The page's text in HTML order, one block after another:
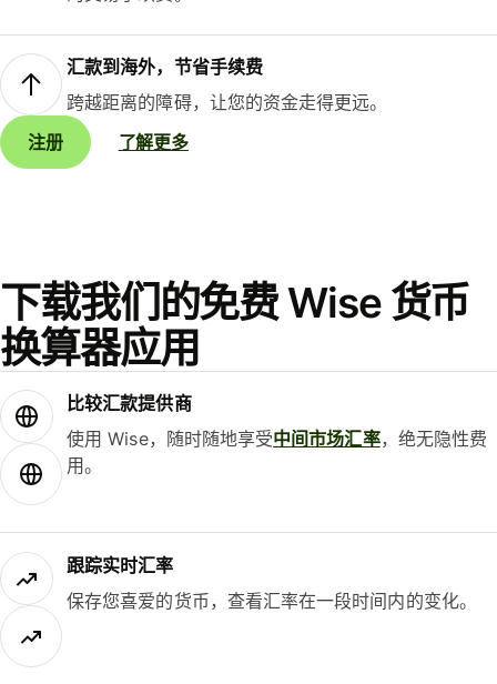
汇款到海外，节省手续费
跨越距离的障碍，让您的资金走得更远。
注册
了解更多
下载我们的免费 Wise 货币
换算器应用
比较汇款提供商
使用 Wise，随时随地享受中间市场汇率，绝无隐性费
用。
跟踪实时汇率
保存您喜爱的货币，查看汇率在一段时间内的变化。